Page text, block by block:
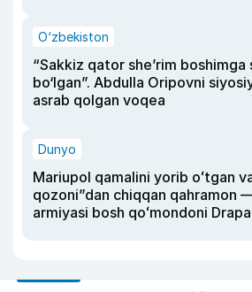
O‘zbekiston
“Sakkiz qator she’rim
bo‘lgan”. Abdulla Oripovni
asrab qolgan voqea
Dunyo
Mariupol qamalini yorib oʻtgan
qozoni”dan chiqqan qahramon
armiyasi bosh qoʻmondoni